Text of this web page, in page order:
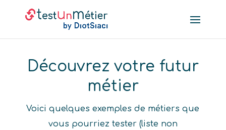
Découvrez votre futur
métier
Voici quelques exemples de métiers que
vous pourriez tester (liste non